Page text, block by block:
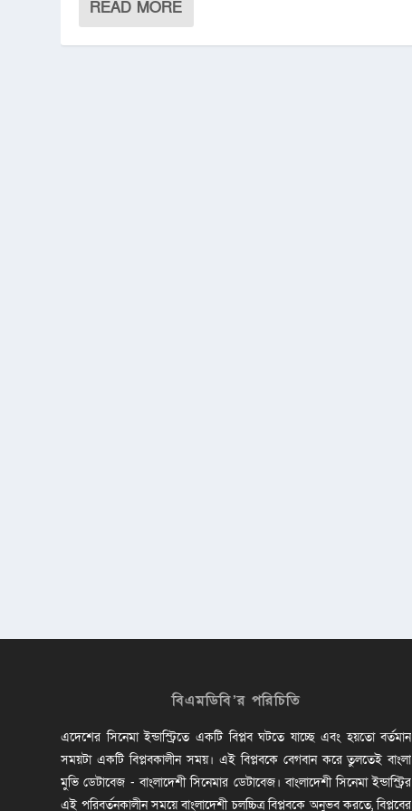
READ MORE
বিএমডিবি’র পরিচিতি
এদেশের সিনেমা ইন্ডাস্ট্রিতে একটি বিপ্লব ঘটতে যাচ্ছে এবং হয়তো বর্তমান
সময়টা একটি বিপ্লবকালীন সময়। এই বিপ্লবকে বেগবান করে তুলতেই বাংলা
মুভি ডেটাবেজ - বাংলাদেশী সিনেমার ডেটাবেজ। বাংলাদেশী সিনেমা ইন্ডাস্ট্রির
এই পরিবর্তনকালীন সময়ে বাংলাদেশী চলচ্চিত্র বিপ্লবকে অনুভব করতে, বিপ্লবের